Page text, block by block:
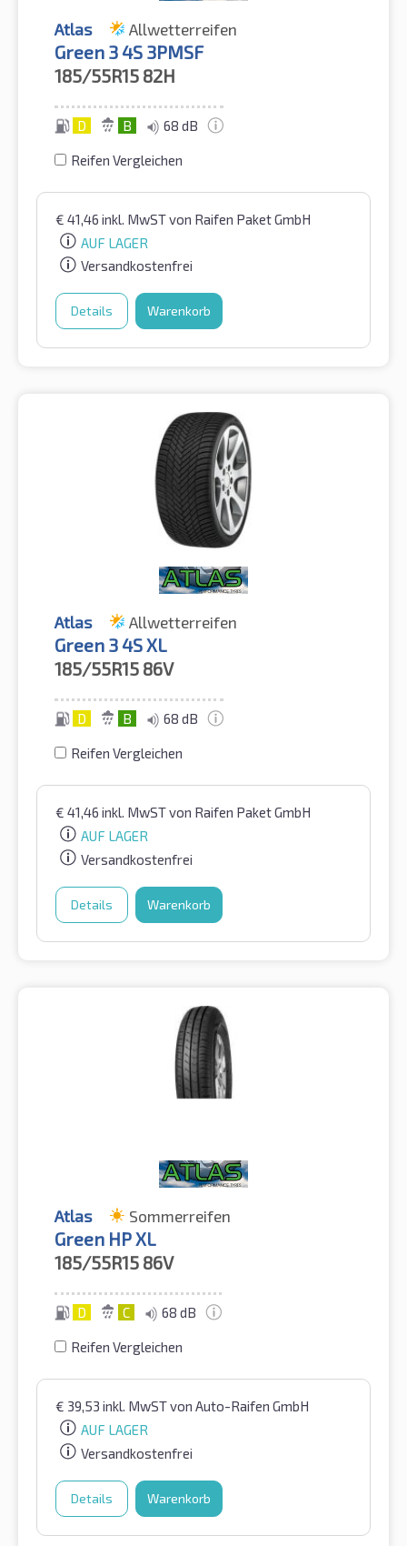
Atlas Allwetterreifen
Green 3 4S 3PMSF
185/55R15 82H
D B 68 dB
Reifen Vergleichen
€ 41,46 inkl. MwSTvon Raifen Paket GmbH
AUF LAGER
Versandkostenfrei
Details Warenkorb
Atlas Allwetterreifen
Green 3 4S XL
185/55R15 86V
D B 68 dB
Reifen Vergleichen
€ 41,46 inkl. MwSTvon Raifen Paket GmbH
AUF LAGER
Versandkostenfrei
Details Warenkorb
Atlas Sommerreifen
Green HP XL
185/55R15 86V
D C 68 dB
Reifen Vergleichen
€ 39,53 inkl. MwSTvon Auto-Raifen GmbH
AUF LAGER
Versandkostenfrei
Details Warenkorb